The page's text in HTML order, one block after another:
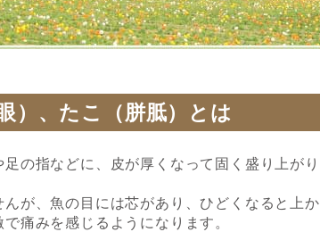
）、たこ（胼胝）とは
の指などに、皮が厚くなって固く盛り上がり
が、魚の目には芯があり、ひどくなると上か
痛みを感じるようになります。